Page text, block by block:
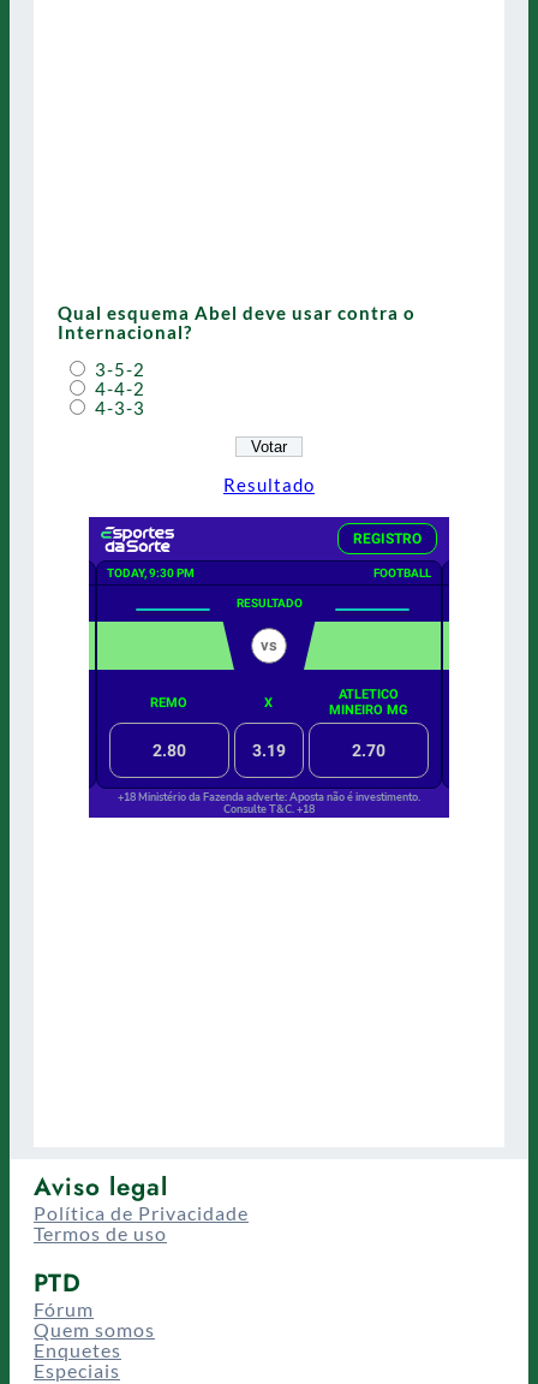
Qual esquema Abel deve usar contra o
Internacional?
3-5-2
4-4-2
4-3-3
Resultado
Aviso legal
Política de Privacidade
Termos de uso
PTD
Fórum
Quem somos
Enquetes
Especiais